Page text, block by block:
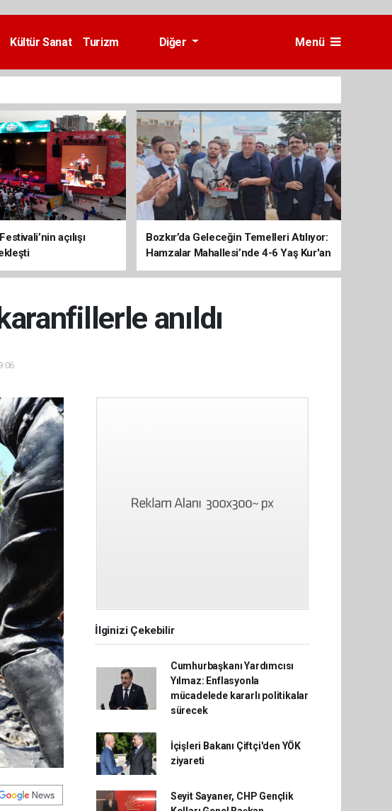
Kültür Sanat
Turizm
Diğer Menü
açılışı
Bozkır’da Geleceğin Temelleri Atılıyor:
Hamzalar Mahallesi’nde 4-6 Yaş Kur'an
Kursu İnşaatı Başladı
anıldı
İlginizi Çekebilir
Cumhurbaşkanı Yardımcısı
Yılmaz: Enflasyonla
mücadelede kararlı politikalar
sürecek
İçişleri Bakanı Çiftçi'den YÖK
ziyareti
Seyit Sayaner, CHP Gençlik